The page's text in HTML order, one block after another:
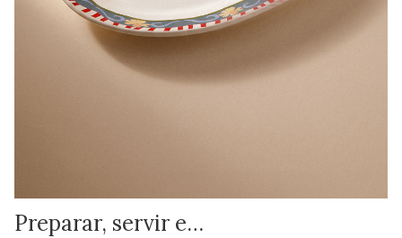
Preparar, servir e…